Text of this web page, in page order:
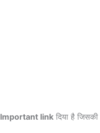
Important link दिया है